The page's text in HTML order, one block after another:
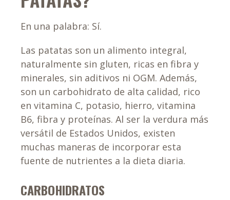
En una palabra: Sí.
Las patatas son un alimento integral,
naturalmente sin gluten, ricas en fibra y
minerales, sin aditivos ni OGM. Además,
son un carbohidrato de alta calidad, rico
en vitamina C, potasio, hierro, vitamina
B6, fibra y proteínas. Al ser la verdura más
versátil de Estados Unidos, existen
muchas maneras de incorporar esta
fuente de nutrientes a la dieta diaria.
CARBOHIDRATOS